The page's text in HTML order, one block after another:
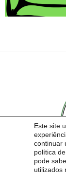
Este site
continuar
política
pode
utilizados